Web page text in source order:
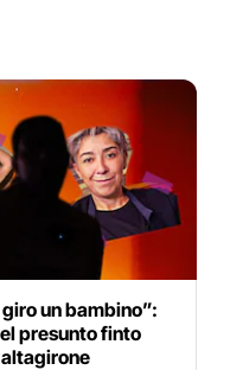
un bambino”:
presunto finto